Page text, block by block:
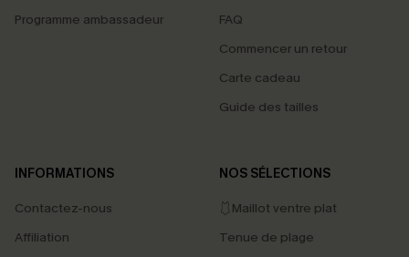
Programme ambassadeur
FAQ
Commencer un retour
Carte cadeau
Guide des tailles
INFORMATIONS
Contactez-nous
Affiliation
NOS SÉLECTIONS
🩱Maillot ventre plat
Tenue de plage